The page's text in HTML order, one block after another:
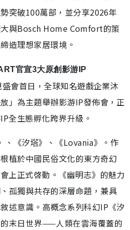
突破100萬部，並分享2026年
與Bosch Home Comfort的策
造理想家居環境。
官宣3大原創影游IP
會首日，全球知名遊戲企業沐
」為主題舉辦影游IP發佈會，正
全生態孵化跨界升級。
、《汐塔》、《Lovania》。作
植於中國民俗文化的東方奇幻
上正式啓動。《幽明志》的魅力
孤獨與共存的深層命題，兼具
述意識。高概念系列科幻IP《汐
末日世界——人類在雲海覆蓋的